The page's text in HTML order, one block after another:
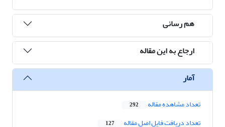
هم رسانی
ارجاع به این مقاله
آمار
تعداد مشاهده مقاله 292
تعداد دریافت فایل اصل مقاله 127